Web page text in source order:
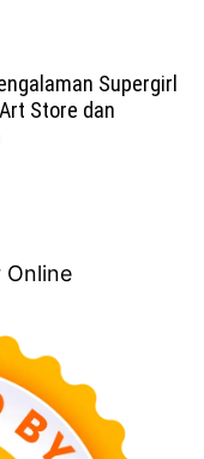
Supergirl
Store dan
Online